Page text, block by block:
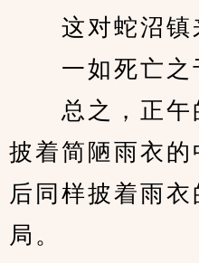
这对蛇沼镇
一如死亡之
总之，正午
披着简陋雨衣
后同样披着雨
局。